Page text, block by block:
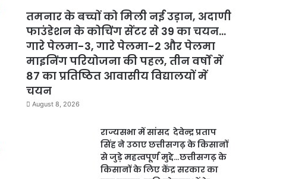
तमनार के बच्चों को मिली नई उड़ान, अदाणी
फाउंडेशन के कोचिंग सेंटर से 39 का चयन…
गारे पेलमा-3, गारे पेलमा-2 और पेलमा
माइनिंग परियोजना की पहल, तीन वर्षों में
87 का प्रतिष्ठित आवासीय विद्यालयों में
चयन
August 8, 2026
राज्यसभा में सांसद देवेन्द्र प्रताप
सिंह ने उठाए छत्तीसगढ़ के किसानों
से जुड़े महत्वपूर्ण मुद्दे…छत्तीसगढ़ के
किसानों के लिए केंद्र सरकार का